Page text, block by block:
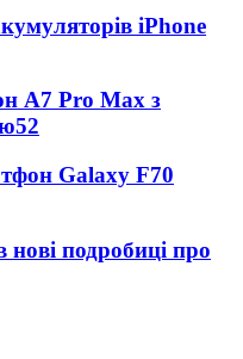
iPhone
A7 Pro Max з
52
Galaxy F70
подробиці про